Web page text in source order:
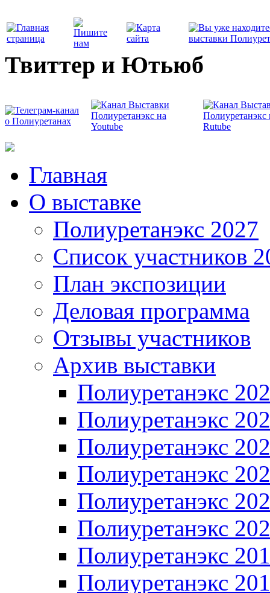
Твиттер и Ютьюб
Главная
О выставке
Полиуретанэкс 2027
Список участников
План экспозиции
Деловая программа
Отзывы участников
Архив выставки
Полиуретанэкс
Полиуретанэкс
Полиуретанэкс
Полиуретанэкс
Полиуретанэкс
Полиуретанэкс
Полиуретанэкс
Полиуретанэкс